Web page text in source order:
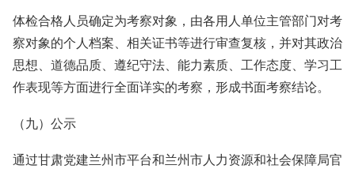
体检合格人员确定为考察对象，由各用人单位主管部门对考
察对象的个人档案、相关证书等进行审查复核，并对其政治
思想、道德品质、遵纪守法、能力素质、工作态度、学习工
作表现等方面进行全面详实的考察，形成书面考察结论。
（九）公示
通过甘肃党建兰州市平台和兰州市人力资源和社会保障局官